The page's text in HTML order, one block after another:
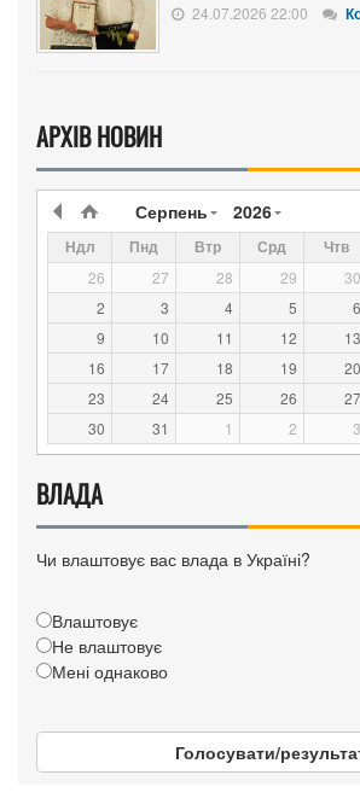
24.07.2026 22:00
АРХІВ НОВИН
Серпень 2026
Ндл Пнд Втр Срд Чтв
26 27 28 29 30
2
3 4 5 6
9 10 11 12 13
16
17 18 19 20
23
24 25 26 27
30
31 1 2 3
ВЛАДА
Чи влаштовує вас влада в Україні?
Влаштовує
Не влаштовує
Мені однаково
Голосувати/